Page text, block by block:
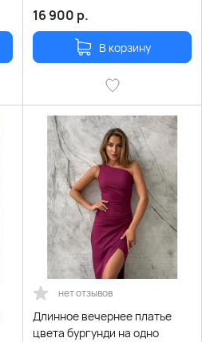
16 900 р.
В корзину
нет отзывов
Длинное вечернее платье
цвета бургунди на одно